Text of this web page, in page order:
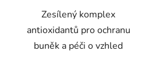
Zesílený komplex
antioxidantů pro ochranu
buněk a péči o vzhled